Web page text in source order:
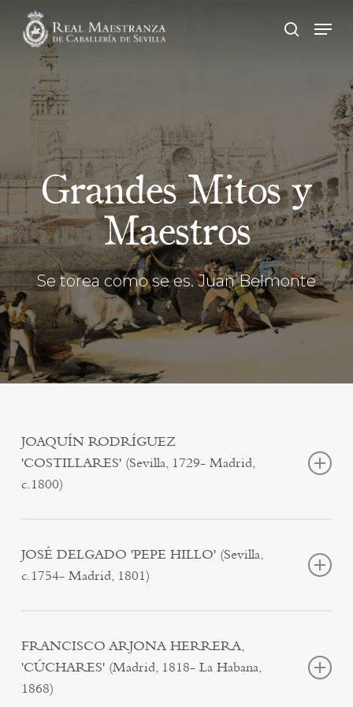
main
content
buscar
Grandes Mitos y
Maestros
Se torea como se es. Juan Belmonte
JOAQUÍN RODRÍGUEZ
'COSTILLARES' (Sevilla, 1729- Madrid,
c.1800)
JOSÉ DELGADO 'PEPE HILLO' (Sevilla,
c.1754- Madrid, 1801)
FRANCISCO ARJONA HERRERA,
'CÚCHARES' (Madrid, 1818- La Habana,
1868)